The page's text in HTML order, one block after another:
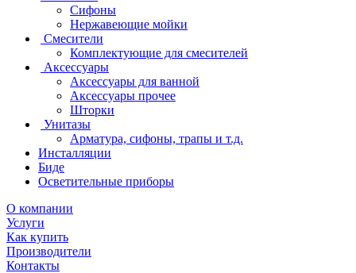
Сифоны
Нержавеющие мойки
Смесители
Комплектующие для смесителей
Аксессуары
Аксессуары для ванной
Аксессуары прочее
Шторки
Унитазы
Арматура, сифоны, трапы и т.д.
Инсталляции
Биде
Осветительные приборы
О компании
Услуги
Как купить
Производители
Контакты